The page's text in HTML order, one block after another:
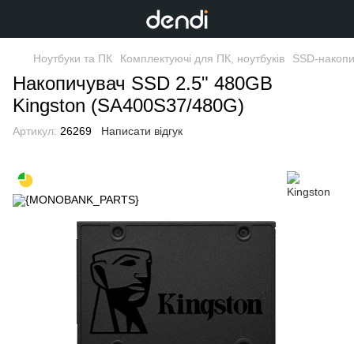
Ноутбуки та ПК Комплектуючі для ПК, ноутбуків SSD-
Накопичувач SSD 2.5" 480GB
Kingston (SA400S37/480G)
Артикул: 26269 Написати відгук